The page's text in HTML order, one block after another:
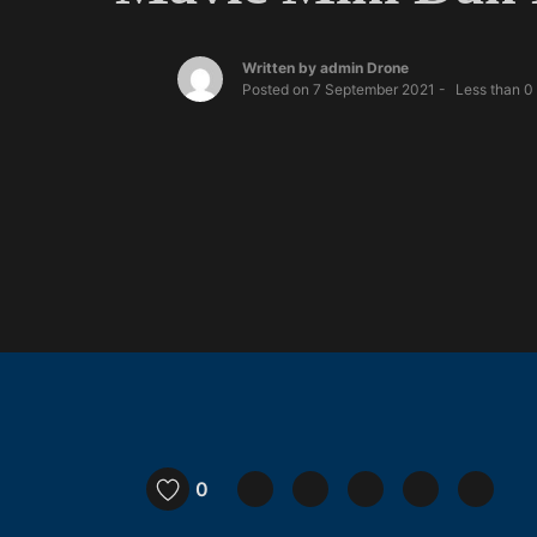
Written by admin Drone
Posted on 7 September 2021 Less than 0
0